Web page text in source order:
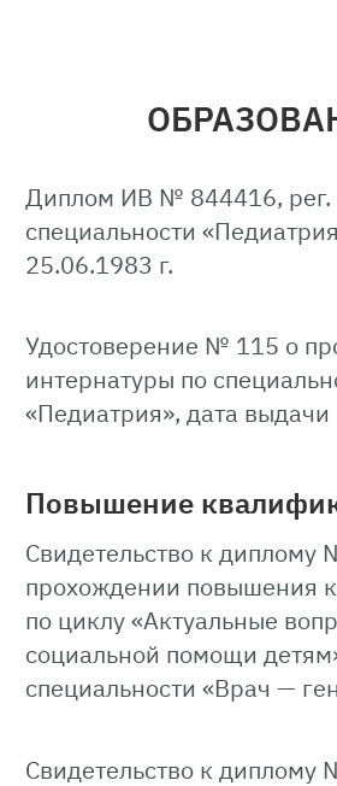
Диплом ИВ № 844416,
специальности
25.06.1983 г.
Удостоверение № 115 о
интернатуры по
«Педиатрия», дата выдачи
Повышение
Свидетельство к
прохождении повышения
по циклу «Актуальные
социальной помощи
специальности «Врач —
Свидетельство к